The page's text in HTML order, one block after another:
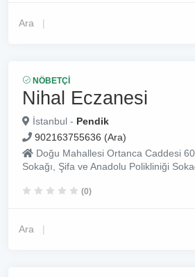
Ara
NÖBETÇI
Nihal Eczanesi
İstanbul - Pendik
902163755636 (Ara)
Doğu Mahallesi Ortanca Caddesi
Sokağı, Şifa ve Anadolu Polikliniği
(0)
Ara